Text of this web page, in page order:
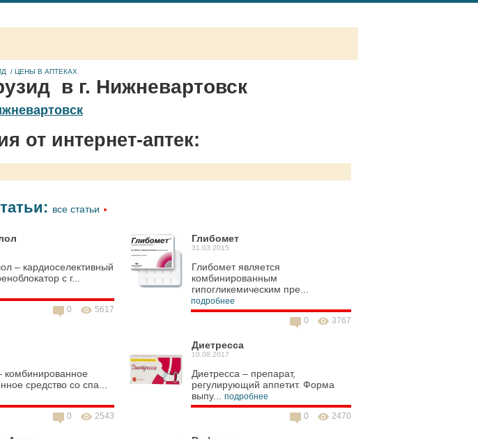
/ ЦЕНЫ В АПТЕКАХ
в г. Нижневартовск
от интернет-аптек:
все статьи
– кардиоселективный
с г...
5617
0
Глибомет
31.03.2015
Глибомет является
комбинированным
гипогликемическим пре...
подробнее
3767
0
комбинированное
средство со спа...
2543
0
Диетресса
10.08.2017
Диетресса – препарат,
регулирующий аппетит. Форма
выпу... подробнее
2470
0